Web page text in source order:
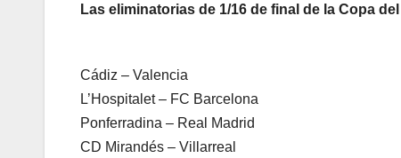
Las eliminatorias de 1/16 de final de la Copa
Cádiz – Valencia
L’Hospitalet – FC Barcelona
Ponferradina – Real Madrid
CD Mirandés – Villarreal